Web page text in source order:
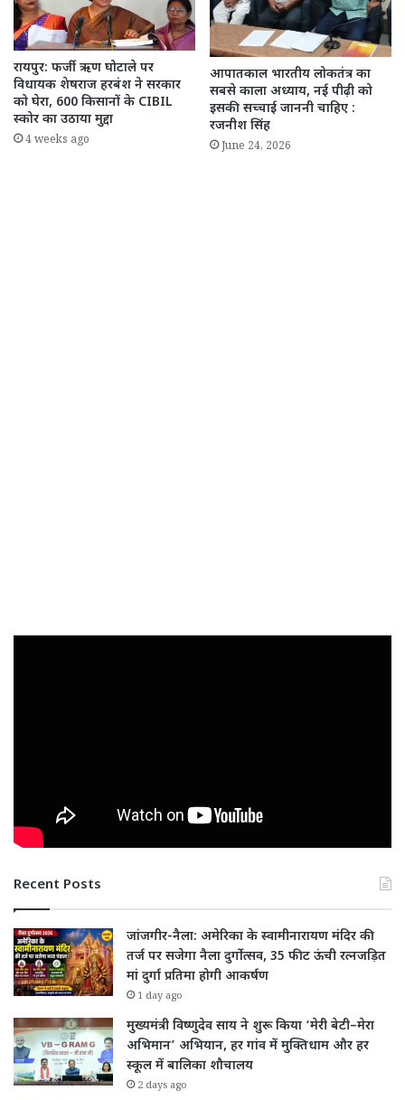
रायपुर: फर्जी ऋण घोटाले पर
विधायक शेषराज हरबंश ने सरकार
को घेरा, 600 किसानों के CIBIL
स्कोर का उठाया मुद्दा
4 weeks ago
आपातकाल भारतीय लोकतंत्र का
सबसे काला अध्याय, नई पीढ़ी को
इसकी सच्चाई जाननी चाहिए :
रजनीश सिंह
June 24, 2026
Recent Posts
जांजगीर-नैला: अमेरिका के स्वामीनारायण मंदिर की
तर्ज पर सजेगा नैला दुर्गोत्सव, 35 फीट ऊंची रत्नजड़ित
मां दुर्गा प्रतिमा होगी आकर्षण
1 day ago
मुख्यमंत्री विष्णुदेव साय ने शुरू किया ‘मेरी बेटी–मेरा
अभिमान’ अभियान, हर गांव में मुक्तिधाम और हर
स्कूल में बालिका शौचालय
2 days ago